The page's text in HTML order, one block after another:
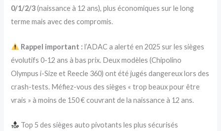
0/1/2/3(naissance à 12 ans), plus économiques sur le long
terme mais avec des compromis.
Rappel important : l’ADAC a alerté en 2025 sur les sièges
évolutifs 0-12 ans à bas prix. Deux modèles (Chipolino
Olympus i-Size et Reecle 360) ont été jugés dangereux lors des
crash-tests. Méfiez-vous des sièges « trop beaux pour être
vrais » à moins de 150 € couvrant de la naissance à 12 ans.
Top 5 des sièges auto pivotants les plus sécurisés